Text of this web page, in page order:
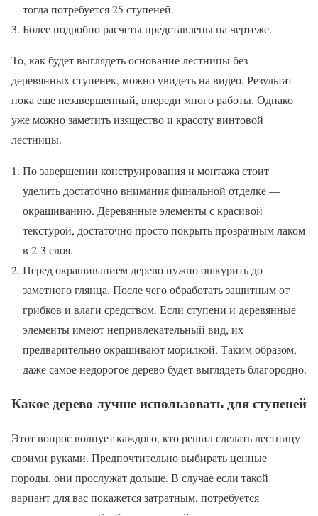
тогда потребуется 25 ступеней.
Более подробно расчеты представлены на чертеже.
То, как будет выглядеть основание лестницы без
деревянных ступенек, можно увидеть на видео. Результат
пока еще незавершенный, впереди много работы. Однако
уже можно заметить изящество и красоту винтовой
лестницы.
По завершении конструирования и монтажа стоит
уделить достаточно внимания финальной отделке —
окрашиванию. Деревянные элементы с красивой
текстурой, достаточно просто покрыть прозрачным лаком
в 2-3 слоя.
Перед окрашиванием дерево нужно ошкурить до
заметного глянца. После чего обработать защитным от
грибков и влаги средством. Если ступени и деревянные
элементы имеют непривлекательный вид, их
предварительно окрашивают морилкой. Таким образом,
даже самое недорогое дерево будет выглядеть благородно.
Какое дерево лучше использовать для ступеней
Этот вопрос волнует каждого, кто решил сделать лестницу
своими руками. Предпочтительно выбирать ценные
породы, они прослужат дольше. В случае если такой
вариант для вас покажется затратным, потребуется